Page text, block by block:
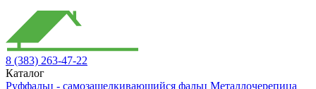
8 (383) 263-47-22
Каталог
Руффальц - самозащелкивающийся фальц Металлочерепица